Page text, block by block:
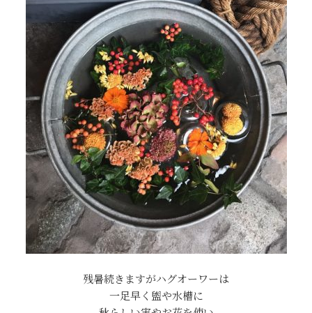
残暑続きますがハグオーワーは
一足早く盥や水槽に